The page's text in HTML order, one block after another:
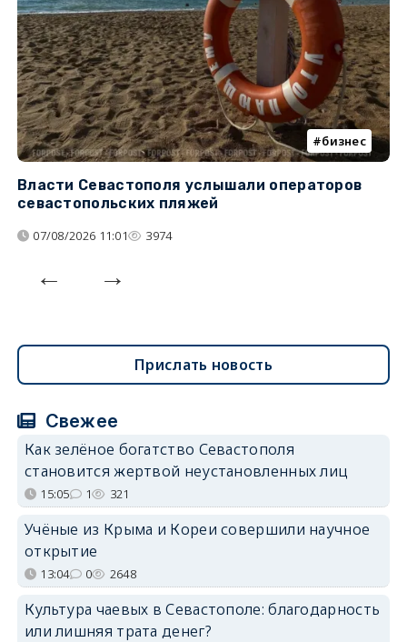
бизнес
Власти Севастополя услышали операторов
севастопольских пляжей
07/08/2026 11:01 3974
Прислать новость
Свежее
Как зелёное богатство Севастополя
становится жертвой неустановленных лиц
15:05 1 321
Учёные из Крыма и Кореи совершили научное
открытие
13:04 0 2648
Культура чаевых в Севастополе: благодарность
или лишняя трата денег?